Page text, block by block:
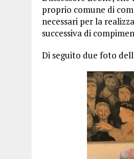
proprio comune di
necessari per la
successiva di
Di seguito due foto